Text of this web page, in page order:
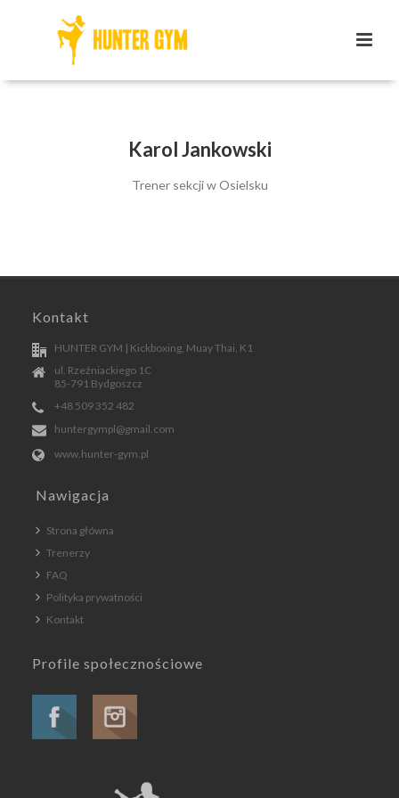
Karol Jankowski
Trener sekcji w Osielsku
Kontakt
HUNTER GYM | Kickboxing, Muay Thai, K1
ul. Rzeźniackiego 1C
85-791 Bydgoszcz
+48 509 352 482
huntergympl@gmail.com
www.hunter-gym.pl
Nawigacja
Strona główna
Trenerzy
FAQ
Polityka prywatności
Kontakt
Profile społecznościowe